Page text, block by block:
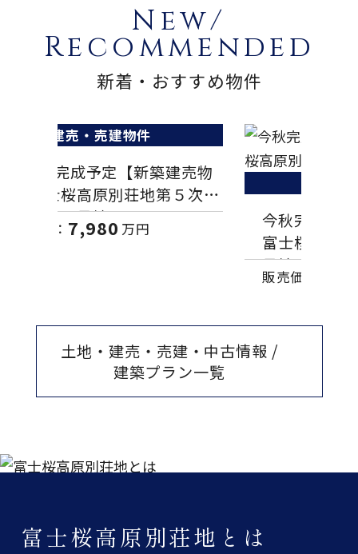
New/
Recommended
新着・おすすめ物件
建売・売建物件
今秋完成予定【新築建売物件】
富士桜高原別荘地第２次３１０
土地・建売・売建・中古情報 /
建築プラン一覧
富士桜高原別荘地とは